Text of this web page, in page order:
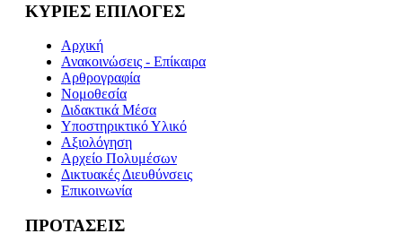
ΚΥΡΙΕΣ ΕΠΙΛΟΓΕΣ
Αρχική
Ανακοινώσεις - Επίκαιρα
Αρθρογραφία
Νομοθεσία
Διδακτικά Μέσα
Υποστηρικτικό Υλικό
Αξιολόγηση
Αρχείο Πολυμέσων
Δικτυακές Διευθύνσεις
Επικοινωνία
ΠΡΟΤΑΣΕΙΣ